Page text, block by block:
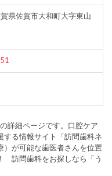
佐賀市大和町大字東山
詳細ページです。口腔ケア
る情報サイト「訪問歯科ネ
）が可能な歯医者さんを位置
訪問歯科をお探しなら「う